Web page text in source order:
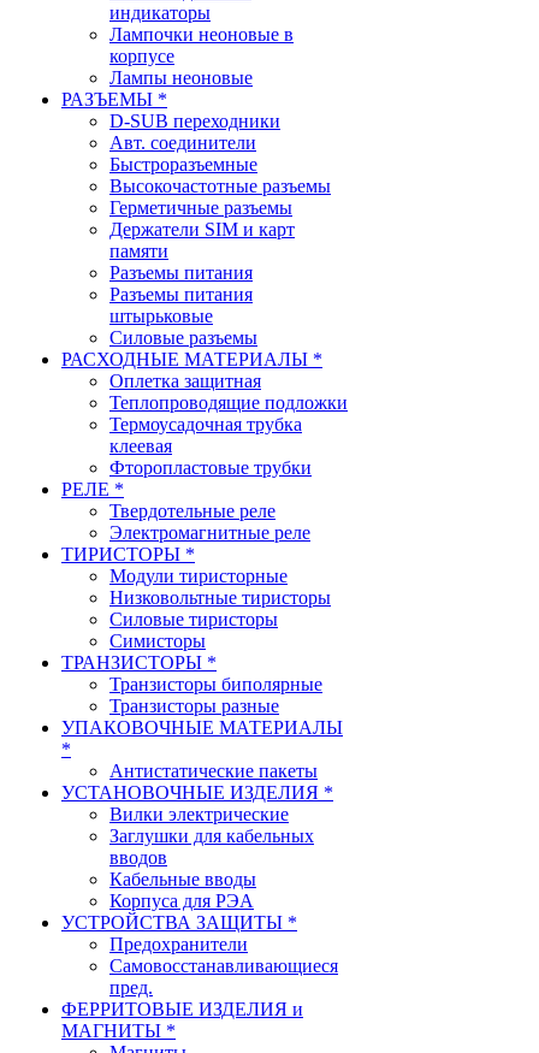
индикаторы
Лампочки неоновые в
корпусе
Лампы неоновые
РАЗЪЕМЫ *
D-SUB переходники
Авт. соединители
Быстроразъемные
Высокочастотные разъемы
Герметичные разъемы
Держатели SIM и карт
памяти
Разъемы питания
Разъемы питания
штырьковые
Силовые разъемы
РАСХОДНЫЕ МАТЕРИАЛЫ *
Оплетка защитная
Теплопроводящие подложки
Термоусадочная трубка
клеевая
Фторопластовые трубки
РЕЛЕ *
Твердотельные реле
Электромагнитные реле
ТИРИСТОРЫ *
Модули тиристорные
Низковольтные тиристоры
Силовые тиристоры
Симисторы
ТРАНЗИСТОРЫ *
Транзисторы биполярные
Транзисторы разные
УПАКОВОЧНЫЕ МАТЕРИАЛЫ
*
Антистатические пакеты
УСТАНОВОЧНЫЕ ИЗДЕЛИЯ *
Вилки электрические
Заглушки для кабельных
вводов
Кабельные вводы
Корпуса для РЭА
УСТРОЙСТВА ЗАЩИТЫ *
Предохранители
Самовосстанавливающиеся
пред.
ФЕРРИТОВЫЕ ИЗДЕЛИЯ и
МАГНИТЫ *